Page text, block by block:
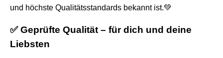
und höchste Qualitätsstandards bekannt ist.💚
✅ Geprüfte Qualität – für dich und deine
Liebsten